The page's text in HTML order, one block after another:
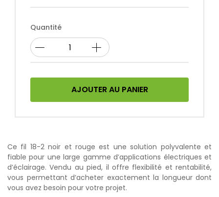
Quantité
AJOUTER AU PANIER
Ce fil 18-2 noir et rouge est une solution polyvalente et
fiable pour une large gamme d’applications électriques et
d’éclairage. Vendu au pied, il offre flexibilité et rentabilité,
vous permettant d’acheter exactement la longueur dont
vous avez besoin pour votre projet.